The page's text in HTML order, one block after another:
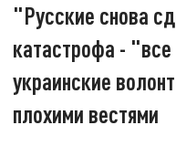
"Русские снова
катастрофа -
украинские
плохими вестями